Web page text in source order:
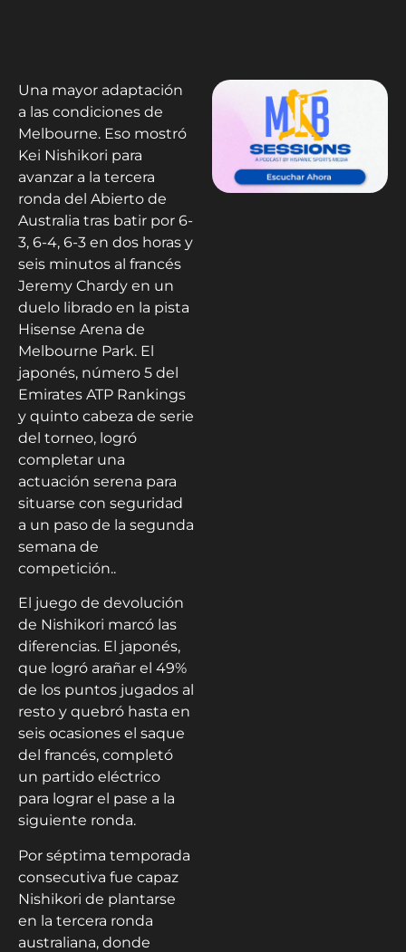
Una mayor adaptación
a las condiciones de
Melbourne. Eso mostró
Kei Nishikori para
avanzar a la tercera
ronda del Abierto de
Australia tras batir por 6-
3, 6-4, 6-3 en dos horas y
seis minutos al francés
Jeremy Chardy en un
duelo librado en la pista
Hisense Arena de
Melbourne Park. El
japonés, número 5 del
Emirates ATP Rankings
y quinto cabeza de serie
del torneo, logró
completar una
actuación serena para
situarse con seguridad
a un paso de la segunda
semana de
competición..
El juego de devolución
de Nishikori marcó las
diferencias. El japonés,
que logró arañar el 49%
de los puntos jugados al
resto y quebró hasta en
seis ocasiones el saque
del francés, completó
un partido eléctrico
para lograr el pase a la
siguiente ronda.
Por séptima temporada
consecutiva fue capaz
Nishikori de plantarse
en la tercera ronda
australiana, donde